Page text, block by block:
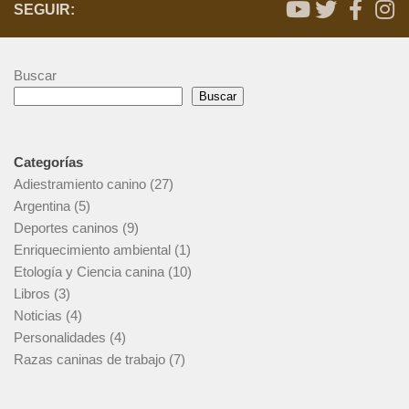
SEGUIR:
Buscar
Buscar
Categorías
Adiestramiento canino (27)
Argentina (5)
Deportes caninos (9)
Enriquecimiento ambiental (1)
Etología y Ciencia canina (10)
Libros (3)
Noticias (4)
Personalidades (4)
Razas caninas de trabajo (7)